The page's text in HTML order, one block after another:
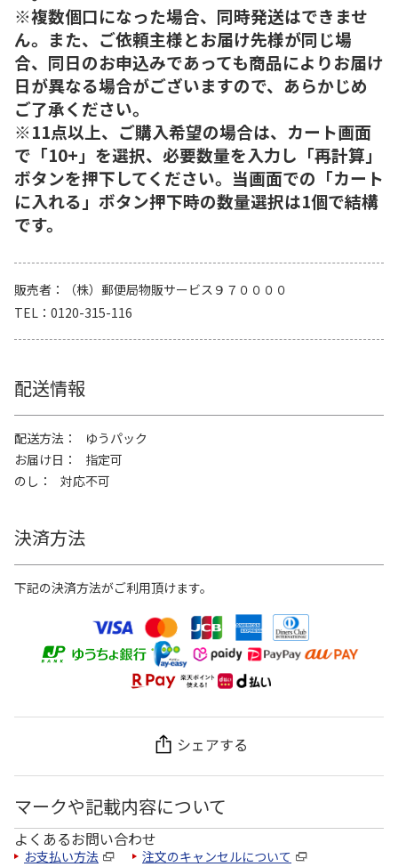
※複数個口になった場合、同時発送はできませ
ん。また、ご依頼主様とお届け先様が同じ場
合、同日のお申込みであっても商品によりお届け
日が異なる場合がございますので、あらかじめ
ご了承ください。
※11点以上、ご購入希望の場合は、カート画面
で「10+」を選択、必要数量を入力し「再計算」
ボタンを押下してください。当画面での「カート
に入れる」ボタン押下時の数量選択は1個で結構
です。
販売者
（株）郵便局物販サービス９７００００
TEL
0120-315-116
配送情報
配送方法
ゆうパック
お届け日
指定可
のし
対応不可
決済方法
下記の決済方法がご利用頂けます。
シェアする
マークや記載内容について
よくあるお問い合わせ
お支払い方法 注文のキャンセルについて